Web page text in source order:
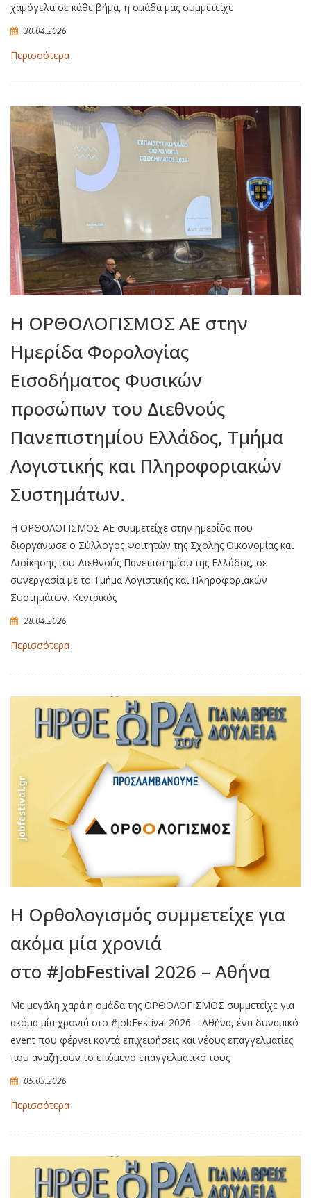
χαμόγελα σε κάθε βήμα, η ομάδα μας συμμετείχε
30.04.2026
Περισσότερα
Η ΟΡΘΟΛΟΓΙΣΜΟΣ ΑΕ στην
Ημερίδα Φορολογίας
Εισοδήματος Φυσικών
προσώπων του Διεθνούς
Πανεπιστημίου Ελλάδος, Τμήμα
Λογιστικής και Πληροφοριακών
Συστημάτων.
Η ΟΡΘΟΛΟΓΙΣΜΟΣ ΑΕ συμμετείχε στην ημερίδα που
διοργάνωσε ο Σύλλογος Φοιτητών της Σχολής Οικονομίας και
Διοίκησης του Διεθνούς Πανεπιστημίου της Ελλάδος, σε
συνεργασία με το Τμήμα Λογιστικής και Πληροφοριακών
Συστημάτων. Κεντρικός
28.04.2026
Περισσότερα
Η Ορθολογισμός συμμετείχε για
ακόμα μία χρονιά
στο #JobFestival 2026 – Αθήνα
Με μεγάλη χαρά η ομάδα της ΟΡΘΟΛΟΓΙΣΜΟΣ συμμετείχε για
ακόμα μία χρονιά στο #JobFestival 2026 – Αθήνα, ένα δυναμικό
event που φέρνει κοντά επιχειρήσεις και νέους επαγγελματίες
που αναζητούν το επόμενο επαγγελματικό τους
05.03.2026
Περισσότερα